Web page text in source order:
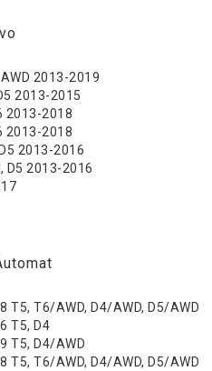
2013-2019
2013-2015
2013-2018
2013-2018
2013-2016
D5 2013-2016
T5, T6/AWD, D4/AWD, D5/AWD
T5, D4
T5, D4/AWD
T5, T6/AWD, D4/AWD, D5/AWD